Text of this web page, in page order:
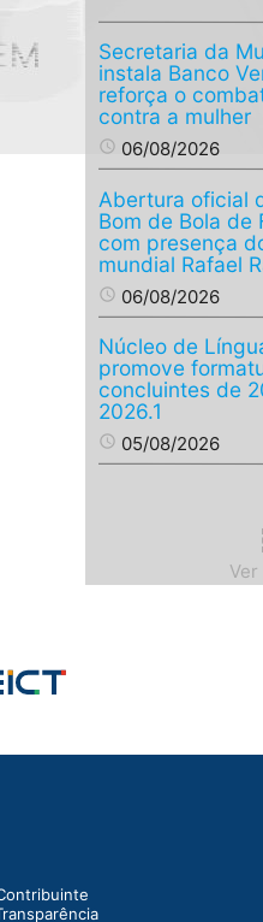
Secretaria da
instala Banco
reforça o
contra a mulher
access_time 06/08/2026
Abertura oficial
Bom de Bola de
com presença
mundial Rafael
access_time 06/08/2026
Núcleo de
promove
concluintes de
2026.1
access_time 05/08/2026
Ver